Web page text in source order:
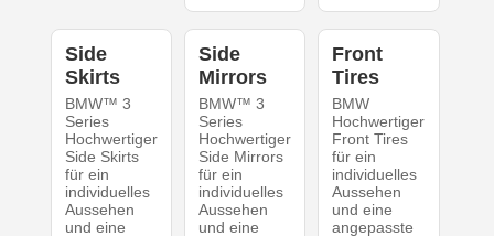
Side
Skirts
BMW™ 3
Series
Hochwertiger
Side Skirts
für ein
individuelles
Aussehen
und eine
Side
Mirrors
BMW™ 3
Series
Hochwertiger
Side Mirrors
für ein
individuelles
Aussehen
und eine
Front
Tires
BMW
Hochwertiger
Front Tires
für ein
individuelles
Aussehen
und eine
angepasste